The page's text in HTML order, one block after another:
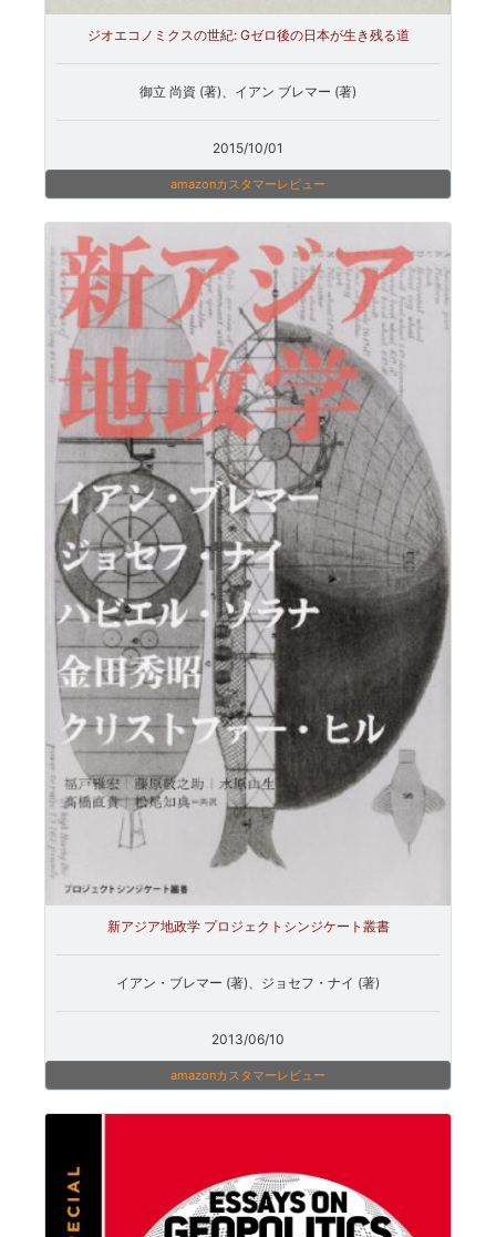
ジオエコノミクスの世紀: Gゼロ後の日本が生き残る道
御立 尚資 (著)、イアン ブレマー (著)
2015/10/01
amazonカスタマーレビュー
新アジア地政学 プロジェクトシンジケート叢書
イアン・ブレマー (著)、ジョセフ・ナイ (著)
2013/06/10
amazonカスタマーレビュー